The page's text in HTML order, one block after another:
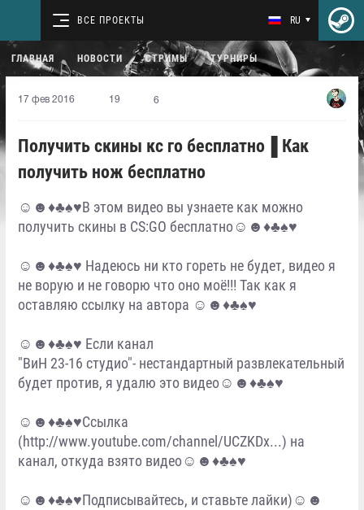
ВСЕ ПРОЕКТЫ RU
ГЛАВНАЯ НОВОСТИ СТРИМЫ ТУРНИРЫ
17 фев 2016 19 6
Получить скины кс го бесплатно▐ Как
получить нож бесплатно
☺☻♦♣♠♥В этом видео вы узнаете как можно
получить скины в CS:GO бесплатно☺☻♦♣♠♥
☺☻♦♣♠♥ Надеюсь ни кто гореть не будет, видео я
не ворую и не говорю что оно моё!!! Так как я
оставляю ссылку на автора ☺☻♦♣♠♥
☺☻♦♣♠♥ Если канал
"ВиН 23-16 студио"- нестандартный развлекательный
будет против, я удалю это видео☺☻♦♣♠♥
☺☻♦♣♠♥Ссылка
(http://www.youtube.com/channel/UCZKDx...) на
канал, откуда взято видео☺☻♦♣♠♥
☺☻♦♣♠♥Подписывайтесь, и ставьте лайки)☺☻